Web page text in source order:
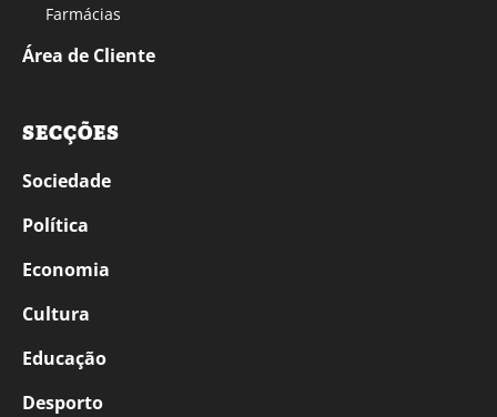
Farmácias
Área de Cliente
SECÇÕES
Sociedade
Política
Economia
Cultura
Educação
Desporto